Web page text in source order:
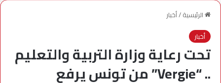
الرئيسية/أخبار
أخبار
تحت رعاية وزارة التربية والتعليم
.. “Vergie” من تونس يرفع